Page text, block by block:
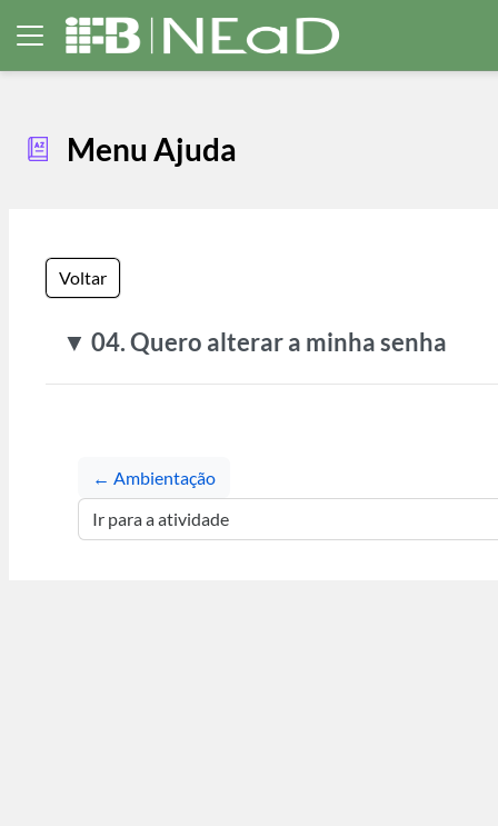
Ir para o conteúdo principal
Painel lateral
Menu Ajuda
Voltar
▼ 04. Quero alterar a minha senha
← Ambientação
Ir para a atividade